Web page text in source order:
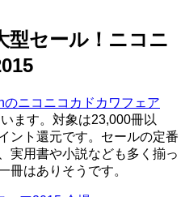
セール！ニコニ
のニコニコカドカワフェア
ます。対象は23,000冊以
ント還元です。セールの定番
実用書や小説なども多く揃っ
冊はありそうです。